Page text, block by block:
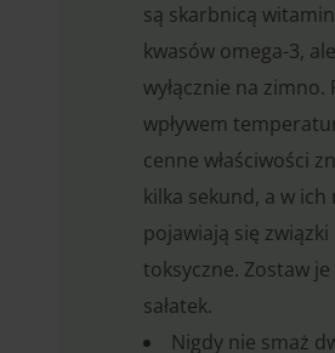
są skarbnicą
kwasów omega-3, ale
wyłącznie na zimno.
wpływem
cenne właściwości
kilka sekund, a w ich
pojawiają się związki
toksyczne. Zostaw je
sałatek.
Nigdy nie smaż